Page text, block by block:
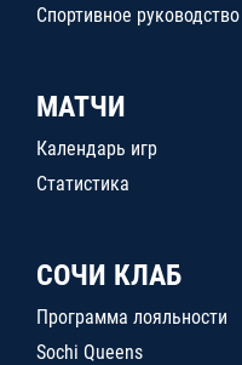
Спортивное руководство
МАТЧИ
Календарь игр
Статистика
СОЧИ КЛАБ
Программа лояльности
Sochi Queens